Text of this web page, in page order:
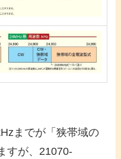
までが「狭帯域の
すが、21070-